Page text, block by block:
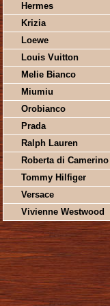
Hermes
Krizia
Loewe
Louis Vuitton
Melie Bianco
Miumiu
Orobianco
Prada
Ralph Lauren
Roberta di Camerino
Tommy Hilfiger
Versace
Vivienne Westwood